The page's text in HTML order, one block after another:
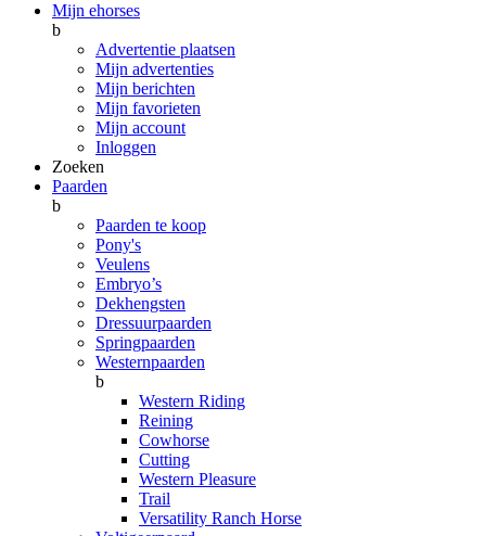
Mijn ehorses
b
Advertentie plaatsen
Mijn advertenties
Mijn berichten
Mijn favorieten
Mijn account
Inloggen
Zoeken
Paarden
b
Paarden te koop
Pony's
Veulens
Embryo’s
Dekhengsten
Dressuurpaarden
Springpaarden
Westernpaarden
b
Western Riding
Reining
Cowhorse
Cutting
Western Pleasure
Trail
Versatility Ranch Horse